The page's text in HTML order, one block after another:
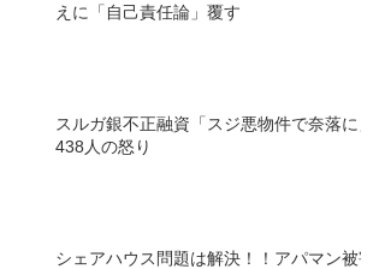
えに「自己責任論」覆す
スルガ銀不正融資「スジ悪物件で奈落に」
438人の怒り
シェアハウス問題は解決！！アパマン被害